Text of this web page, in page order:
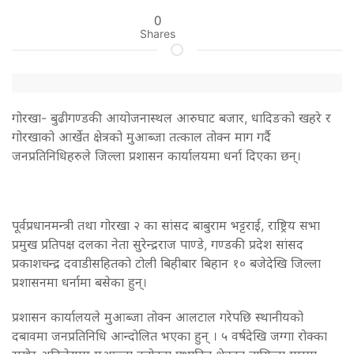
0
Shares
गोरखा- बुढीगण्डकी आयोजनास्थल आरुघाट बजार, धादिङको खहरे र
गोरखाको आर्खेत क्षेत्रको मुआब्जा तत्काल तोक्न माग गर्दै
जनप्रतिनिधिहरुले जिल्ला प्रशासन कार्यालयमा धर्ना दिएका छन्।
पूर्वप्रधानमन्त्री तथा गोरखा २ का सांसद बाबुराम भट्टराई, राष्ट्रिय सभा
प्रमुख प्रतिपक्ष दलका नेता सुरेन्द्रराज पाण्डे, गण्डकी प्रदेश सांसद
प्रकाशचन्द्र दवाडीसहितको टोली बिहीबार बिहान १० बजेदेखि जिल्ला
प्रशासनमा धर्नामा बसेका हुन्।
प्रशासन कार्यालयले मुआब्जा तोक्न आलटाल गरेपछि स्थानीयको
दबावमा जनप्रतिनिधि आन्दोलित भएका हुन् । ५ वर्षदेखि जग्गा रोक्का